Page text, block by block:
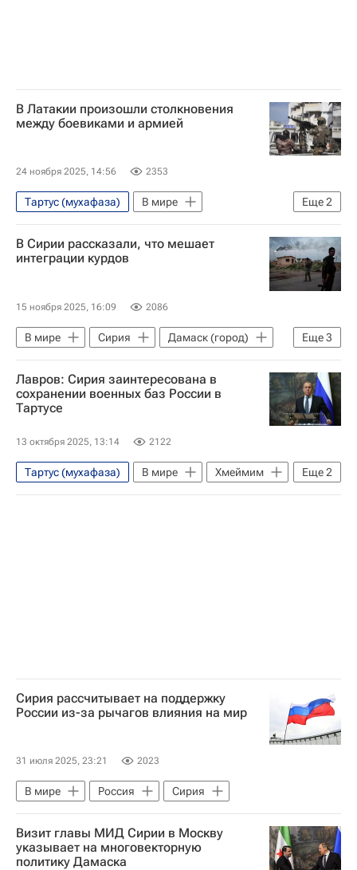
В Латакии произошли столкновения
между боевиками и армией
24 ноября 2025, 14:56 2353
Еще2
Тартус (мухафаза)
В мире
Латакия (город)
Сирия
В Сирии рассказали, что мешает
интеграции курдов
15 ноября 2025, 16:09 2086
Еще3
В мире Сирия
Дамаск (город)
Ахмед аш-Шараа
Ливан
Сирийские демократические силы
Лавров: Сирия заинтересована в
сохранении военных баз России в
Тартусе
13 октября 2025, 13:14 2122
Еще2
Тартус (мухафаза) В мире
Хмеймим
Сирия
Сергей Лавров
Сирия рассчитывает на поддержку
России из-за рычагов влияния на мир
31 июля 2025, 23:21 2023
В мире Россия Сирия
Визит главы МИД Сирии в Москву
указывает на многовекторную
политику Дамаска